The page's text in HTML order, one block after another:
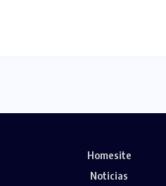
Homesite
Noticias